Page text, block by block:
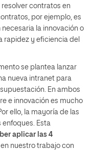
contratos en
por ejemplo, es
necesaria la innovación o
rapidez y eficiencia del
se plantea lanzar
nueva intranet para
En ambos
e innovación es mucho
ello, la mayoría de las
Esta
aplicar las 4
en nuestro trabajo con